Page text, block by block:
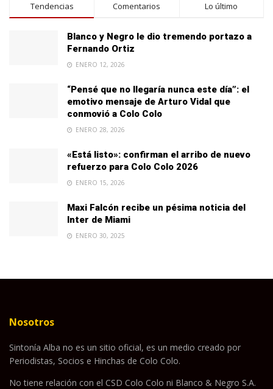
Tendencias Comentarios Lo último
Blanco y Negro le dio tremendo portazo a
Fernando Ortiz
ENERO 12, 2026
“Pensé que no llegaría nunca este día”: el
emotivo mensaje de Arturo Vidal que
conmovió a Colo Colo
ENERO 28, 2026
«Está listo»: confirman el arribo de nuevo
refuerzo para Colo Colo 2026
ENERO 15, 2026
Maxi Falcón recibe un pésima noticia del
Inter de Miami
ENERO 30, 2025
Nosotros
Sintonía Alba no es un sitio oficial, es un medio creado por
Periodistas, Socios e Hinchas de Colo Colo.
No tiene relación con el CSD Colo Colo ni Blanco & Negro S.A.